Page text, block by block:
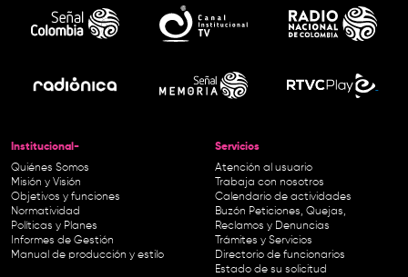
Institucional-
Quiénes Somos
Misión y Visión
Objetivos y funciones
Normatividad
Políticas y Planes
Informes de Gestión
Manual de producción y estilo
Servicios
Atención al usuario
Trabaja con nosotros
Calendario de actividades
Buzón Peticiones, Quejas,
Reclamos y Denuncias
Trámites y Servicios
Directorio de funcionarios
Estado de su solicitud